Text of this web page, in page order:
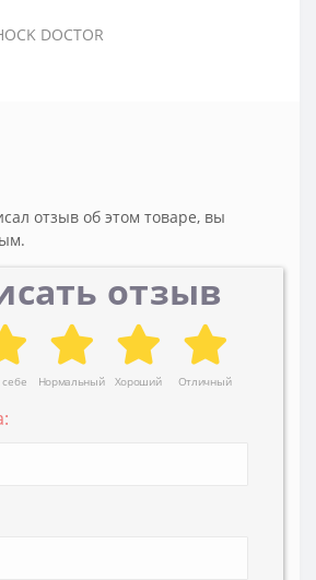
DOCTOR
отзыв об этом товаре, вы
отзыв
себе Нормальный Хороший Отличный